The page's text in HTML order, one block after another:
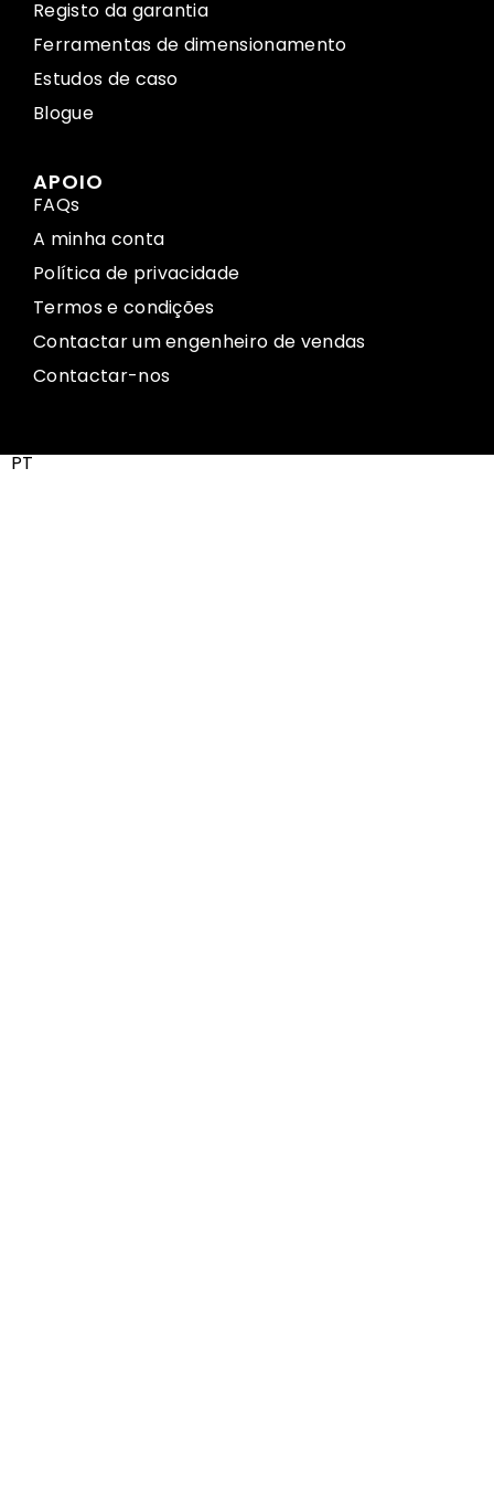
Registo da garantia
Ferramentas de dimensionamento
Estudos de caso
Blogue
APOIO
FAQs
A minha conta
Política de privacidade
Termos e condições
Contactar um engenheiro de vendas
Contactar-nos
PT